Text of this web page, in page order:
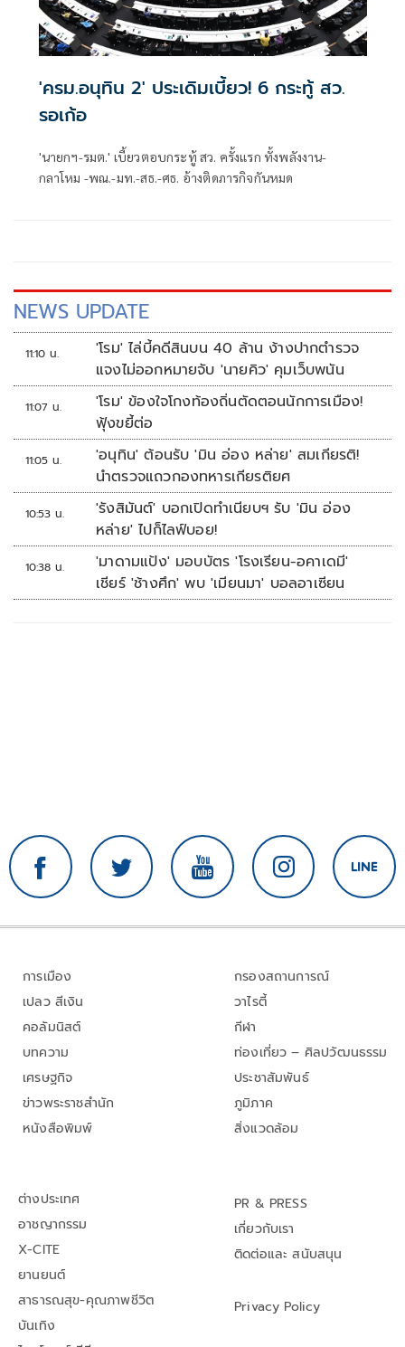
'ครม.อนุทิน 2' ประเดิมเบี้ยว! 6 กระทู้ สว.
รอเก้อ
'นายกฯ-รมต.' เบี้ยวตอบกระทู้ สว. ครั้งแรก ทั้งพลังงาน-
กลาโหม -พณ.-มท.-สธ.-ศธ. อ้างติดภารกิจกันหมด
NEWS UPDATE
11:10 น.
'โรม' ไล่บี้คดีสินบน 40 ล้าน ง้างปากตำรวจ
แจงไม่ออกหมายจับ 'นายคิว' คุมเว็บพนัน
11:07 น.
'โรม' ข้องใจโกงท้องถิ่นตัดตอนนักการเมือง!
ฟุ้งขยี้ต่อ
11:05 น.
'อนุทิน' ต้อนรับ 'มิน อ่อง หล่าย' สมเกียรติ!
นำตรวจแถวกองทหารเกียรติยศ
10:53 น.
'รังสิมันต์' บอกเปิดทำเนียบฯ รับ 'มิน อ่อง
หล่าย' ไปก็ไลฟ์บอย!
10:38 น.
'มาดามแป้ง' มอบบัตร 'โรงเรียน-อคาเดมี'
เชียร์ 'ช้างศึก' พบ 'เมียนมา' บอลอาเซียน
การเมือง
เปลว สีเงิน
คอลัมนิสต์
บทความ
เศรษฐกิจ
ข่าวพระราชสำนัก
หนังสือพิมพ์
กรองสถานการณ์
วาไรตี้
กีฬา
ท่องเที่ยว – ศิลปวัฒนธรรม
ประชาสัมพันธ์
ภูมิภาค
สิ่งแวดล้อม
ต่างประเทศ
อาชญากรรม
X-CITE
ยานยนต์
สาธารณสุข-คุณภาพชีวิต
บันเทิง
PR & PRESS
เกี่ยวกับเรา
ติดต่อและ สนับสนุน
Privacy Policy